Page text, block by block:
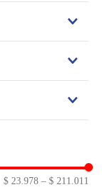
$ 23.978 – $ 211.011